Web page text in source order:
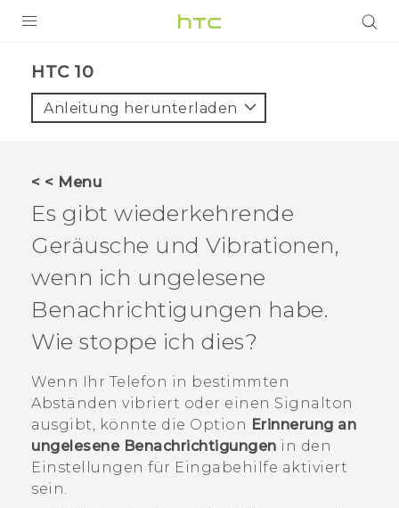
VIVE
VIVERSE
UNTERSTÜTZUNG
HTC-Geräte und Zubehör
Anmelden
HTC 10‎
Anleitung herunterladen
< < Menu
Es gibt wiederkehrende
Geräusche und Vibrationen,
wenn ich ungelesene
Benachrichtigungen habe.
Wie stoppe ich dies?
Wenn Ihr Telefon in bestimmten
Abständen vibriert oder einen Signalton
ausgibt, könnte die Option Erinnerung an
ungelesene Benachrichtigungen in den
Einstellungen für Eingabehilfe aktiviert
sein.